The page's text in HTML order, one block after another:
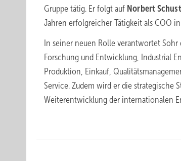
Gruppe tätig. Er folgt auf Norbert
Jahren erfolgreicher Tätigkeit als COO
In seiner neuen Rolle verantwortet Sohr
Forschung und Entwicklung, Industrial
Produktion, Einkauf,
Service. Zudem wird er die strategische
Weiterentwicklung der internationalen